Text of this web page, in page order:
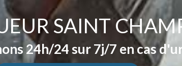
SAINT
24h/24 sur 7j/7 en cas